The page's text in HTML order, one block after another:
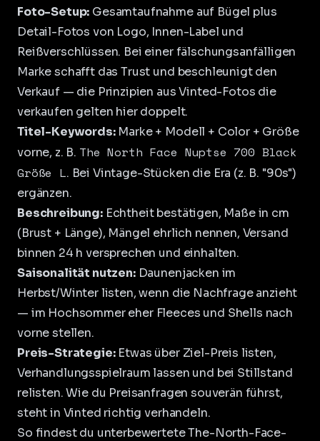
Foto-Setup: Gesamtaufnahme auf Bügel plus
Detail-Fotos von Logo, Innen-Label und
Reißverschlüssen. Bei einer fälschungsanfälligen
Marke schafft das Trust und beschleunigt den
Verkauf — die Prinzipien ausVinted-Fotos die
verkaufen gelten hier doppelt.
Titel-Keywords:Marke + Modell + Color + Größe
vorne, z. B. The North Face Nuptse 700 Black
Größe L. Bei Vintage-Stücken die Era (z. B. "90s")
ergänzen.
Beschreibung:Echtheit bestätigen, Maße in cm
(Brust + Länge), Mängel ehrlich nennen, Versand
binnen 24 h versprechen und einhalten.
Saisonalität nutzen:Daunenjacken im
Herbst/Winter listen, wenn die Nachfrage anzieht
— im Hochsommer eher Fleeces und Shells nach
vorne stellen.
Preis-Strategie:Etwas über Ziel-Preis listen,
Verhandlungsspielraum lassen und bei Stillstand
relisten. Wie du Preisanfragen souverän führst,
steht in Vinted richtig verhandeln.
So findest du unterbewertete The-North-Face-